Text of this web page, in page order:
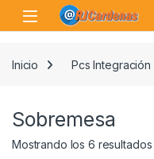
Skip to navigation
Skip to content
Open
Inicio Pcs Integración
Sobremesa
Mostrando los 6 resultados